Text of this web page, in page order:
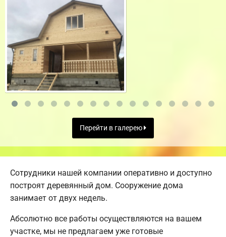
Перейти в галерею
Сотрудники нашей компании оперативно и доступно
построят деревянный дом. Сооружение дома
занимает от двух недель.
Абсолютно все работы осуществляются на вашем
участке, мы не предлагаем уже готовые